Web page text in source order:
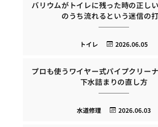
バリウムがトイレに残った時の正し
のうち流れるという迷信の
2026.06.05
トイレ
プロも使うワイヤー式パイプクリー
下水詰まりの直し方
2026.06.03
水道修理